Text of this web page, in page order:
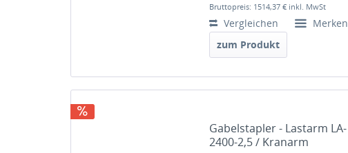
Bruttopreis: 1514,37 € inkl. MwSt
Vergleichen
Merken
zum Produkt
Gabelstapler - Lastarm LA-
2400-2,5 / Kranarm